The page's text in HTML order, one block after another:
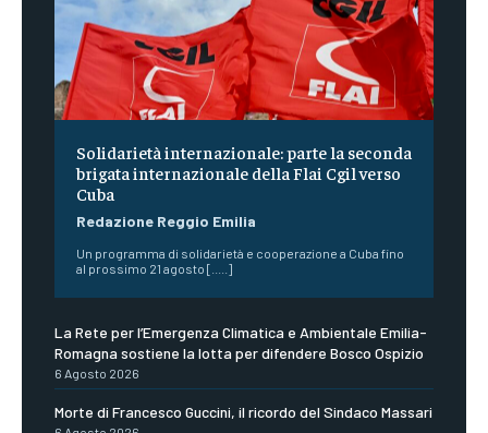
Solidarietà internazionale: parte la seconda
brigata internazionale della Flai Cgil verso
Cuba
Redazione Reggio Emilia
Un programma di solidarietà e cooperazione a Cuba fino
al prossimo 21 agosto [.....]
La Rete per l’Emergenza Climatica e Ambientale Emilia-
Romagna sostiene la lotta per difendere Bosco Ospizio
6 Agosto 2026
Morte di Francesco Guccini, il ricordo del Sindaco Massari